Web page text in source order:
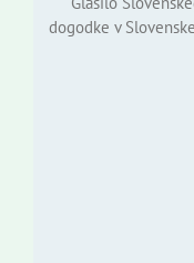
dogodke v